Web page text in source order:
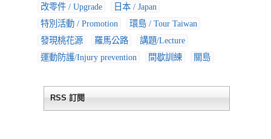
改零件 / Upgrade
日本 / Japan
特別活動 / Promotion
環島 / Tour Taiwan
發現桃花源
羅馬公路
講題/Lecture
運動防護/Injury prevention
間歇訓練 關島
RSS 訂閱